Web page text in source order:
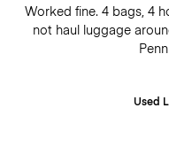
Worked fine. 4 bags, 4
not haul luggage
Used